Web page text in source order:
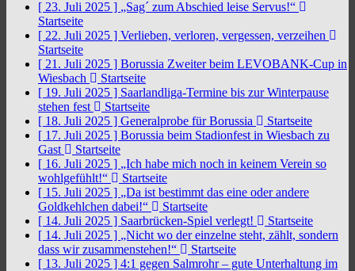
[ 23. Juli 2025 ] „Sag´ zum Abschied leise Servus!“
Startseite
[ 22. Juli 2025 ] Verlieben, verloren, vergessen, verzeihen
Startseite
[ 21. Juli 2025 ] Borussia Zweiter beim LEVOBANK-Cup in
Wiesbach
Startseite
[ 19. Juli 2025 ] Saarlandliga-Termine bis zur Winterpause
stehen fest
Startseite
[ 18. Juli 2025 ] Generalprobe für Borussia
Startseite
[ 17. Juli 2025 ] Borussia beim Stadionfest in Wiesbach zu
Gast
Startseite
[ 16. Juli 2025 ] „Ich habe mich noch in keinem Verein so
wohlgefühlt!“
Startseite
[ 15. Juli 2025 ] „Da ist bestimmt das eine oder andere
Goldkehlchen dabei!“
Startseite
[ 14. Juli 2025 ] Saarbrücken-Spiel verlegt!
Startseite
[ 14. Juli 2025 ] „Nicht wo der einzelne steht, zählt, sondern
dass wir zusammenstehen!“
Startseite
[ 13. Juli 2025 ] 4:1 gegen Salmrohr – gute Unterhaltung im